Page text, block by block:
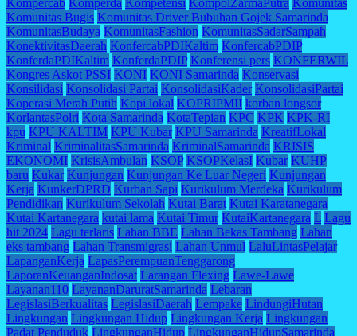
Komunitas Bugis Komunitas Driver Bubuhan Gojek Samarinda
KomunitasBudaya KomunitasFashion KomunitasSadarSampah
KonektivitasDaerah KonfercabPDIKaltim KonfercabPDIP
KonferdaPDIKaltim KonferdaPDIP Konferensi pers KONFERWIL
Kongres Askot PSSI KONI KONI Samarinda Konservasi
Konsilidasi Konsolidasi Partai KonsolidasiKader KonsolidasiPartai
Koperasi Merah Putih Kopi lokal KOPRIPMII korban longsor
KorlantasPolri Kota Samarinda KotaTepian KPC KPK KPK-RI
kpu KPU KALTIM KPU Kubar KPU Samarinda KreatifLokal
Kriminal KriminalitasSamarinda KriminalSamarinda KRISIS
EKONOMI KrisisAmbulan KSOP KSOPKelasI Kubar KUHP
baru Kukar Kunjungan Kunjungan Ke Luar Negeri Kunjungan
Kerja KunkerDPRD Kurban Sapi Kurikulum Merdeka Kurikulum
Pendidikan Kurikulum Sekolah Kutai Barat Kutai Karatanegara
Kutai Kartanegara kutai lama Kutai Timur KutaiKartanegara L Lagu
hit 2024 Lagu terlaris Lahan BBE Lahan Bekas Tambang Lahan
eks tambang Lahan Transmigrasi Lahan Unmul LaluLintasPelajar
LapanganKerja LapasPerempuanTenggarong
LaporanKeuanganIndosat Larangan Flexing Lawe-Lawe
Layanan110 LayananDaruratSamarinda Lebaran
LegislasiBerkualitas LegislasiDaerah Lempake LindungiHutan
Lingkungan Lingkungan Hidup Lingkungan Kerja Lingkungan
Padat Penduduk LingkunganHidup LingkunganHidupSamarinda